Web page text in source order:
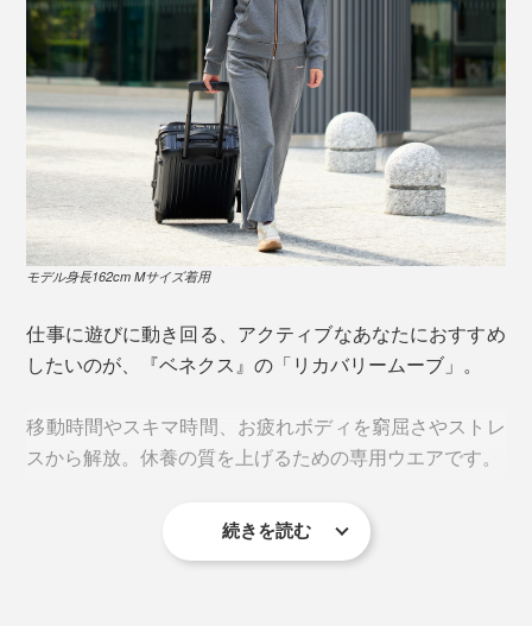
モデル身長162cm Mサイズ着用
仕事に遊びに動き回る、アクティブなあなたにおすすめ
したいのが、『ベネクス』の「リカバリームーブ」。
移動時間やスキマ時間、お疲れボディを窮屈さやストレ
スから解放。休養の質を上げるための専用ウエアです。
続きを読む